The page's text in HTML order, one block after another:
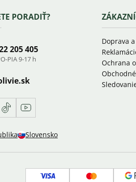
PORADIŤ?
205 405
PIA 9-17 h
TikTokYoutube
Slovensko
Doprava
Ochrana